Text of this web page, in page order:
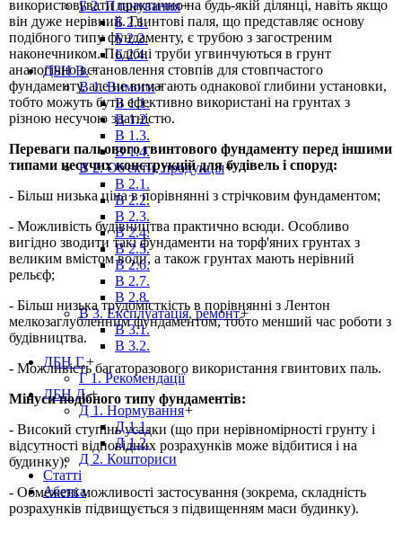
Б 2. Планування+
Б 2.1.
Б 2.2.
Б 2.4.
ДБН В.+
В 1. Вимоги+
В 1.1.
В 1.2.
В 1.3.
В 1.4.
В 2. Об'єкти, продукція+
В 2.1.
В 2.2.
В 2.3.
В 2.4.
В 2.5.
В 2.6.
В 2.7.
В 2.8.
В 3. Експлуатація, ремонт+
В 3.1.
В 3.2.
ДБН Г.+
Г 1. Рекомендації
ДБН Д.+
Д 1. Нормування+
Д 1.1.
Д 1.2.
Д 2. Кошториси
Статті
Абетка
використовувати практично на будь-якій ділянці, навіть якщо
він дуже нерівний. Гвинтові паля, що представляє основу
подібного типу фундаменту, є трубою з загостреним
наконечником. Подібні труби угвинчуються в грунт
аналогічно встановлення стовпів для стовпчастого
фундаменту, але не вимагають однакової глибини установки,
тобто можуть бути ефективно використані на грунтах з
різною несучою здатністю.
Переваги пальового гвинтового фундаменту перед іншими
типами несучих конструкцій для будівель і споруд:
- Більш низька ціна в порівнянні з стрічковим фундаментом;
- Можливість будівництва практично всюди. Особливо
вигідно зводити такі фундаменти на торф'яних грунтах з
великим вмістом води, а також грунтах мають нерівний
рельєф;
- Більш низька трудомісткість в порівнянні з Лентон
мелкозаглубленним фундаментом, тобто менший час роботи з
будівництва.
- Можливість багаторазового використання гвинтових паль.
Мінуси подібного типу фундаментів:
- Високий ступінь усадки (що при нерівномірності грунту і
відсутності відповідних розрахунків може відбитися і на
будинку);
- Обмежені можливості застосування (зокрема, складність
розрахунків підвищується з підвищенням маси будинку).